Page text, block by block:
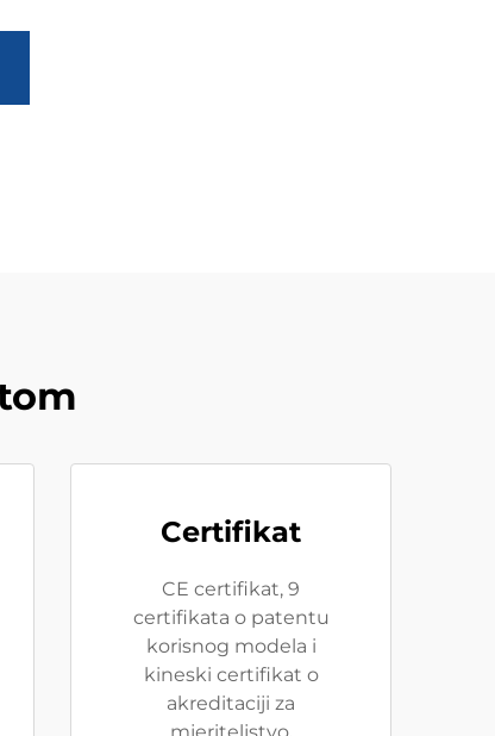
Certifikat
CE certifikat, 9
certifikata o patentu
korisnog modela i
kineski certifikat o
akreditaciji za
mjeriteljstvo.